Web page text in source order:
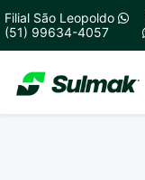
Filial São Leopoldo
(51) 99634-4057